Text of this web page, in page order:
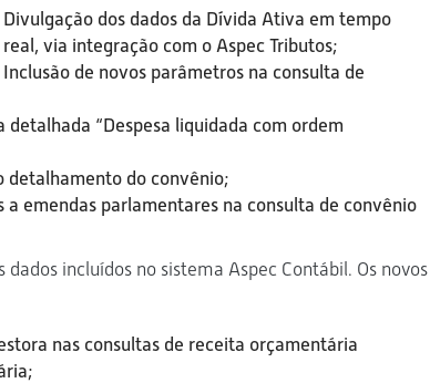
Divulgação dos dados da Dívida Ativa em tempo
real, via integração com o Aspec Tributos;
Inclusão de novos parâmetros na consulta de
detalhada “Despesa liquidada com ordem
detalhamento do convênio;
emendas parlamentares na consulta de convênio
incluídos no sistema Aspec Contábil. Os novos
nas consultas de receita orçamentária